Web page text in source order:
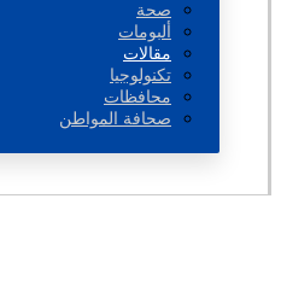
صحة
ألبومات
مقالات
تكنولوجيا
محافظات
صحافة المواطن